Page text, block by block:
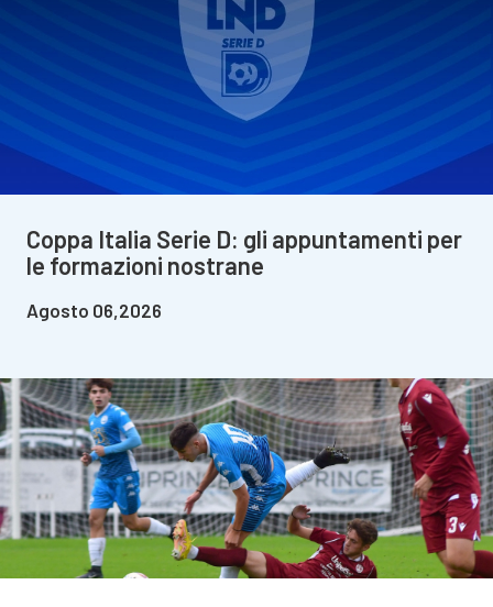
Coppa Italia Serie D: gli appuntamenti per
le formazioni nostrane
Agosto 06,2026